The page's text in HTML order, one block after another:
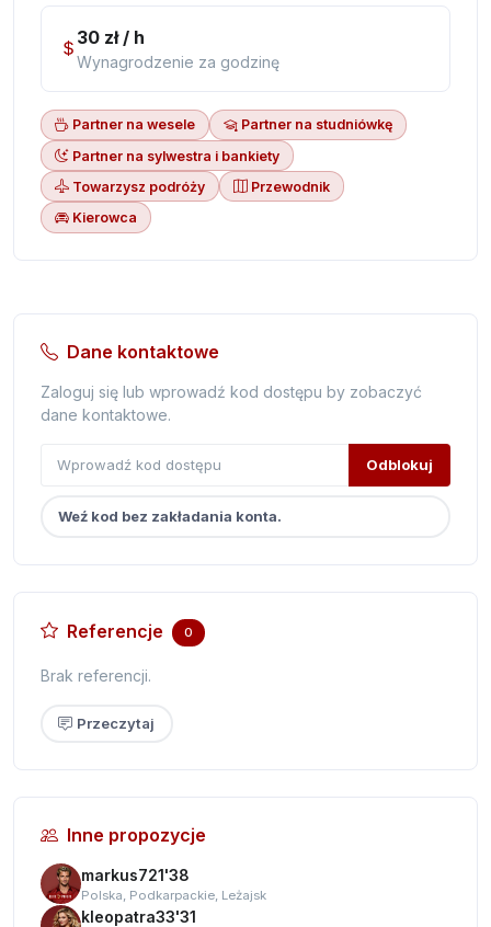
30 zł / h
Wynagrodzenie za godzinę
Partner na wesele
Partner na studniówkę
Partner na sylwestra i bankiety
Towarzysz podróży
Przewodnik
Kierowca
Dane kontaktowe
Zaloguj się lub wprowadź kod dostępu by zobaczyć
dane kontaktowe.
Odblokuj
Weź kod bez zakładania konta.
Referencje 0
Brak referencji.
Przeczytaj
Inne propozycje
markus721'38
Polska, Podkarpackie, Leżajsk
kleopatra33'31